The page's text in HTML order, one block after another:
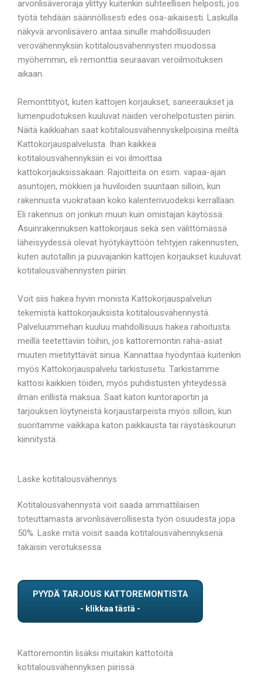
arvonlisäveroraja ylittyy kuitenkin suhteellisen helposti, jos
työtä tehdään säännöllisesti edes osa-aikaisesti. Laskulla
näkyvä arvonlisävero antaa sinulle mahdollisuuden
verovähennyksiin kotitalousvähennysten muodossa
myöhemmin, eli remonttia seuraavan veroilmoituksen
aikaan.
Remonttityöt, kuten kattojen korjaukset, saneeraukset ja
lumenpudotuksen kuuluvat näiden verohelpotusten piiriin.
Näitä kaikkiahan saat kotitalousvähennyskelpoisina meiltä
Kattokorjauspalvelusta. Ihan kaikkea
kotitalousvähennyksiin ei voi ilmoittaa
kattokorjauksissakaan. Rajoitteita on esim. vapaa-ajan
asuntojen, mökkien ja huviloiden suuntaan silloin, kun
rakennusta vuokrataan koko kalenterivuodeksi kerrallaan.
Eli rakennus on jonkun muun kuin omistajan käytössä.
Asuinrakennuksen kattokorjaus sekä sen välittömässä
läheisyydessä olevat hyötykäyttöön tehtyjen rakennusten,
kuten autotallin ja puuvajankin kattojen korjaukset kuuluvat
kotitalousvähennysten piiriin.
Voit siis hakea hyvin monista Kattokorjauspalvelun
tekemistä kattokorjauksista kotitalousvähennystä.
Palveluummehan kuuluu mahdollisuus hakea rahoitusta
meillä teetettäviin töihin, jos kattoremontin raha-asiat
muuten mietityttävät sinua. Kannattaa hyödyntää kuitenkin
myös Kattokorjauspalvelu tarkistusetu. Tarkistamme
kattosi kaikkien töiden, myös puhdistusten yhteydessä
ilman erillistä maksua. Saat katon kuntoraportin ja
tarjouksen löytyneistä korjaustarpeista myös silloin, kun
suoritamme vaikkapa katon paikkausta tai räystäskourun
kiinnitystä.
Laske kotitalousvähennys
Kotitalousvähennystä voit saada ammattilaisen
toteuttamasta arvonlisäverollisesta työn osuudesta jopa
50%. Laske mitä voisit saada kotitalousvähennyksenä
takaisin verotuksessa.
PYYDÄ TARJOUS KATTOREMONTISTA
Kattoremontin lisäksi muitakin kattotöitä
kotitalousvähennyksen piirissä